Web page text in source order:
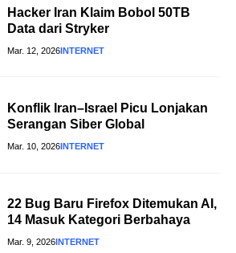
Hacker Iran Klaim Bobol 50TB
Data dari Stryker
Mar. 12, 2026INTERNET
Konflik Iran–Israel Picu Lonjakan
Serangan Siber Global
Mar. 10, 2026INTERNET
22 Bug Baru Firefox Ditemukan AI,
14 Masuk Kategori Berbahaya
Mar. 9, 2026INTERNET